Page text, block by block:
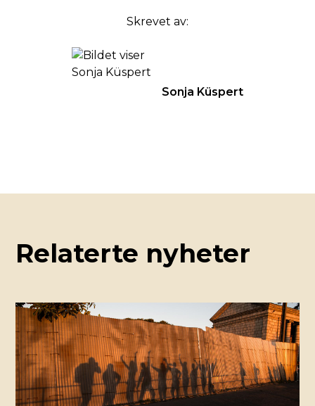
Skrevet av:
Sonja Küspert
Relaterte nyheter